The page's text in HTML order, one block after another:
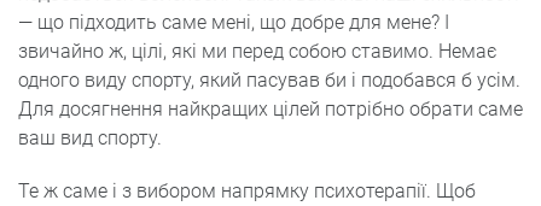
— що підходить саме мені, що добре для мене? І
звичайно ж, цілі, які ми перед собою ставимо. Немає
одного виду спорту, який пасував би і подобався б усім.
Для досягнення найкращих цілей потрібно обрати саме
ваш вид спорту.
Те ж саме і з вибором напрямку психотерапії. Щоб